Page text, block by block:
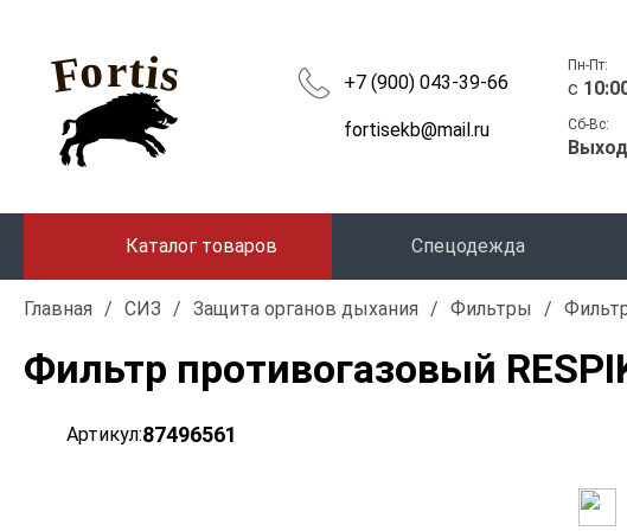
+7 (900) 043-39-66
fortisekb@mail.ru
Пн-Пт:
c
Сб-Вс:
Каталог товаров Спецодежда
Главная / СИЗ / Защита органов дыхания / Фильтры /
Фильтр противогазовый
Артикул:87496561